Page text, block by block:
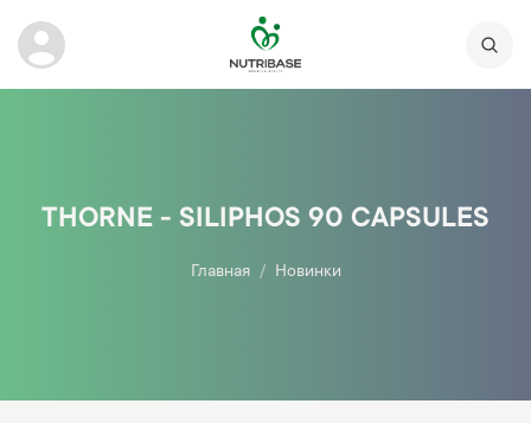
THORNE - SILIPHOS 90 CAPSULES
Главная Новинки